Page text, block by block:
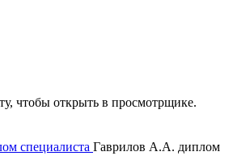
чтобы открыть в просмотрщике.
Гаврилов А.А. диплом